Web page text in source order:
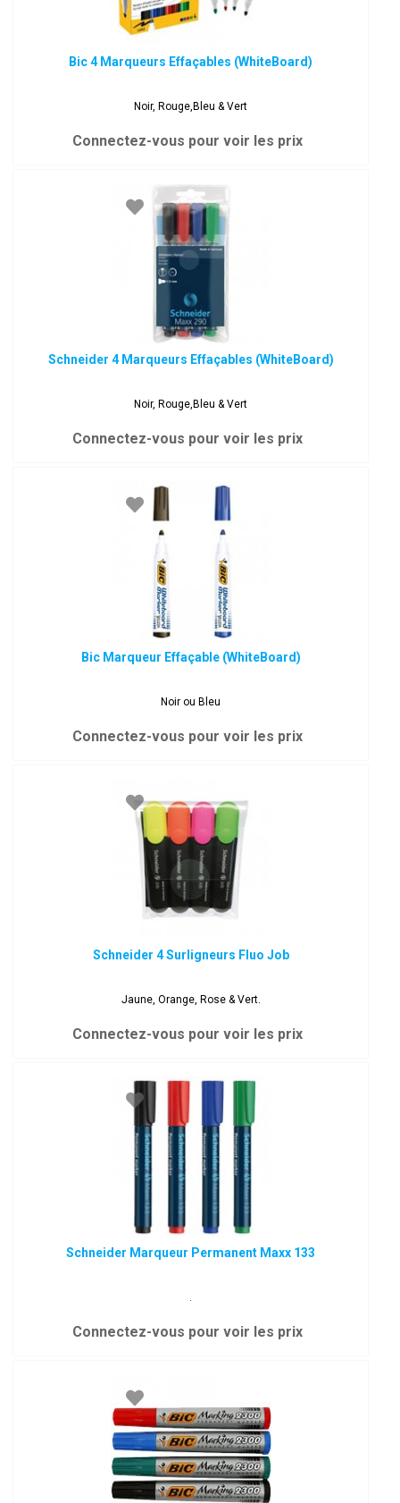
Bic 4 Marqueurs Effaçables (WhiteBoard)
Noir, Rouge,Bleu & Vert
Connectez-vous pour voir les prix
Schneider 4 Marqueurs Effaçables (WhiteBoard)
Noir, Rouge,Bleu & Vert
Connectez-vous pour voir les prix
Bic Marqueur Effaçable (WhiteBoard)
Noir ou Bleu
Connectez-vous pour voir les prix
Schneider 4 Surligneurs Fluo Job
Jaune, Orange, Rose & Vert.
Connectez-vous pour voir les prix
Schneider Marqueur Permanent Maxx 133
.
Connectez-vous pour voir les prix